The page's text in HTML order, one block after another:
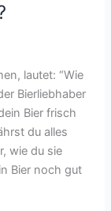
lautet: “Wie
Bierliebhaber
Bier frisch
du alles
wie du sie
Bier noch gut